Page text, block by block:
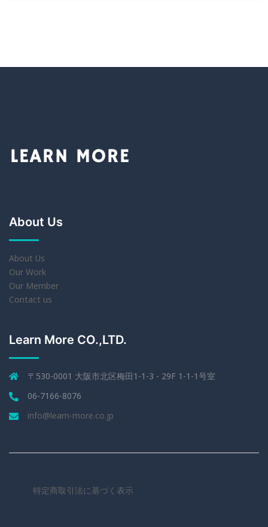
About Us
About Us
Our Work
Our Member
Contact us
Learn More CO.,LTD.
〒530-0001 大阪市北区梅田1-1-3 - 29F 1-1-1号室
06-7166-8076
info@learn-more.co.jp
特定商取引法に基づく表示